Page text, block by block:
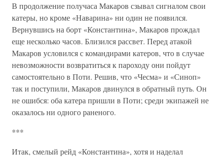
В продолжение получаса Макаров сзывал сигналом свои
катеры, но кроме «Наварина» ни один не появился.
Вернувшись на борт «Константина», Макаров прождал
еще несколько часов. Близился рассвет. Перед атакой
Макаров условился с командирами катеров, что в случае
невозможности возвратиться к пароходу они пойдут
самостоятельно в Поти. Решив, что «Чесма» и «Синоп»
так и поступили, Макаров двинулся в обратный путь. Он
не ошибся: оба катера пришли в Поти; среди экипажей не
оказалось ни одного раненого.
***
Итак, смелый рейд «Константина», хотя и наделал